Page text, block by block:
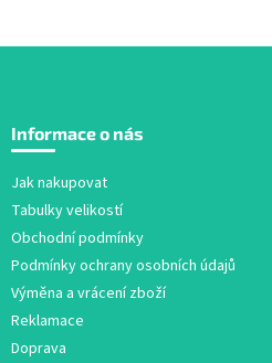
p
Informace o nás
Jak nakupovat
Tabulky velikostí
Obchodní podmínky
Podmínky ochrany osobních údajů
Výměna a vrácení zboží
Reklamace
Doprava